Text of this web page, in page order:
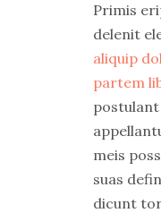
Primis
delenit
aliquip
partem
meis
suas
dicunt